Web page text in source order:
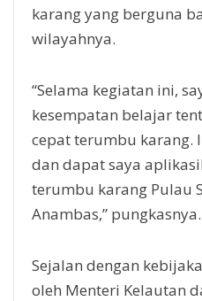
karang yang berguna
wilayahnya.
“Selama kegiatan ini,
kesempatan belajar
cepat terumbu karang.
dan dapat saya
terumbu karang Pulau
Anambas,” pungkasnya.
Sejalan dengan
oleh Menteri Kelautan